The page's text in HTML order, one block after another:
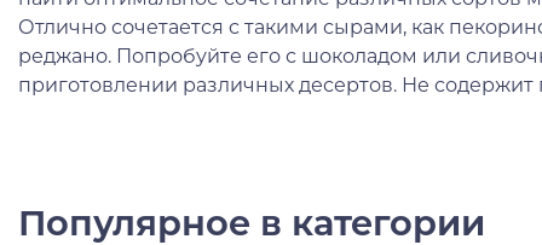
Отлично сочетается с такими сырами, как
реджано. Попробуйте его с шоколадом или
приготовлении различных десертов. Не содержит
Популярное в категории